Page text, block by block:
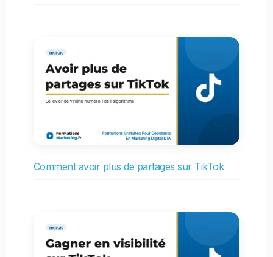
Comment avoir plus de partages sur TikTok